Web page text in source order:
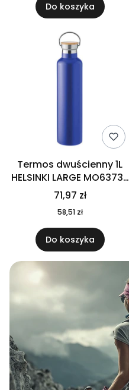
Do koszyka
Termos dwuścienny 1L
HELSINKI LARGE MO6373-
04
71,97 zł
58,51 zł
Do koszyka